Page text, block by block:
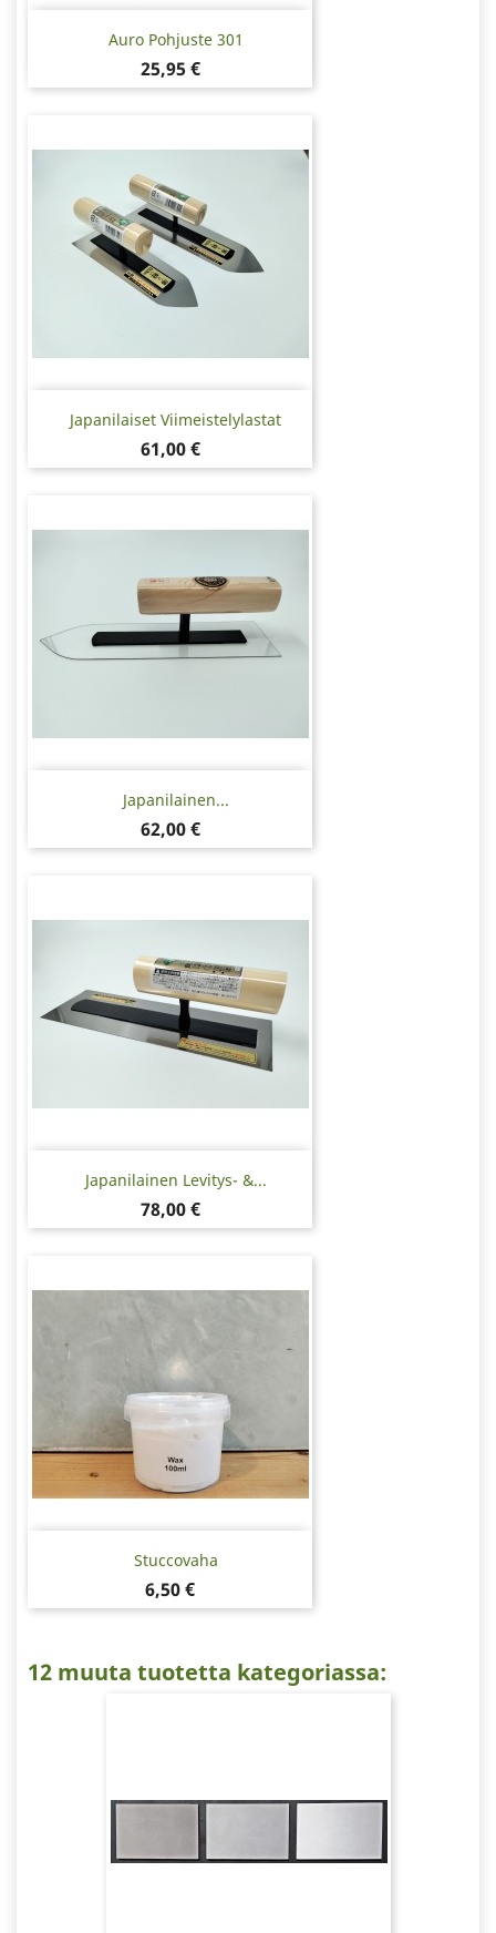
Auro Pohjuste 301
Hinta
25,95 €
Japanilaiset Viimeistelylastat
Hinta
61,00 €
Japanilainen...
Hinta
62,00 €
Japanilainen Levitys- &...
Hinta
78,00 €
Stuccovaha
Hinta
6,50 €
12 muuta tuotetta kategoriassa: